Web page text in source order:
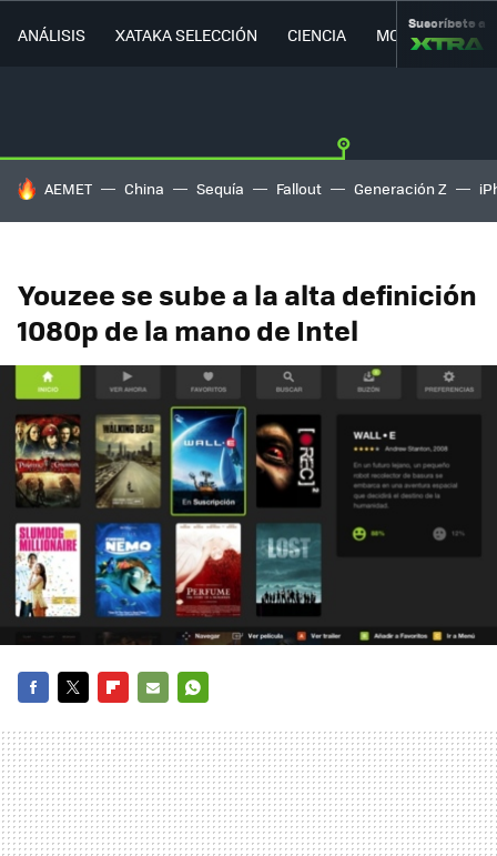
ANÁLISIS XATAKA SELECCIÓN CIENCIA MOVILIDAD
Suscríbete a
HOY SE HABLA DE
AEMET China Sequía Fallout Generación Z
Youzee se sube a la alta definición
1080p de la mano de Intel
MAIL